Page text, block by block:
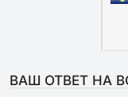
ВАШ ОТВЕТ НА